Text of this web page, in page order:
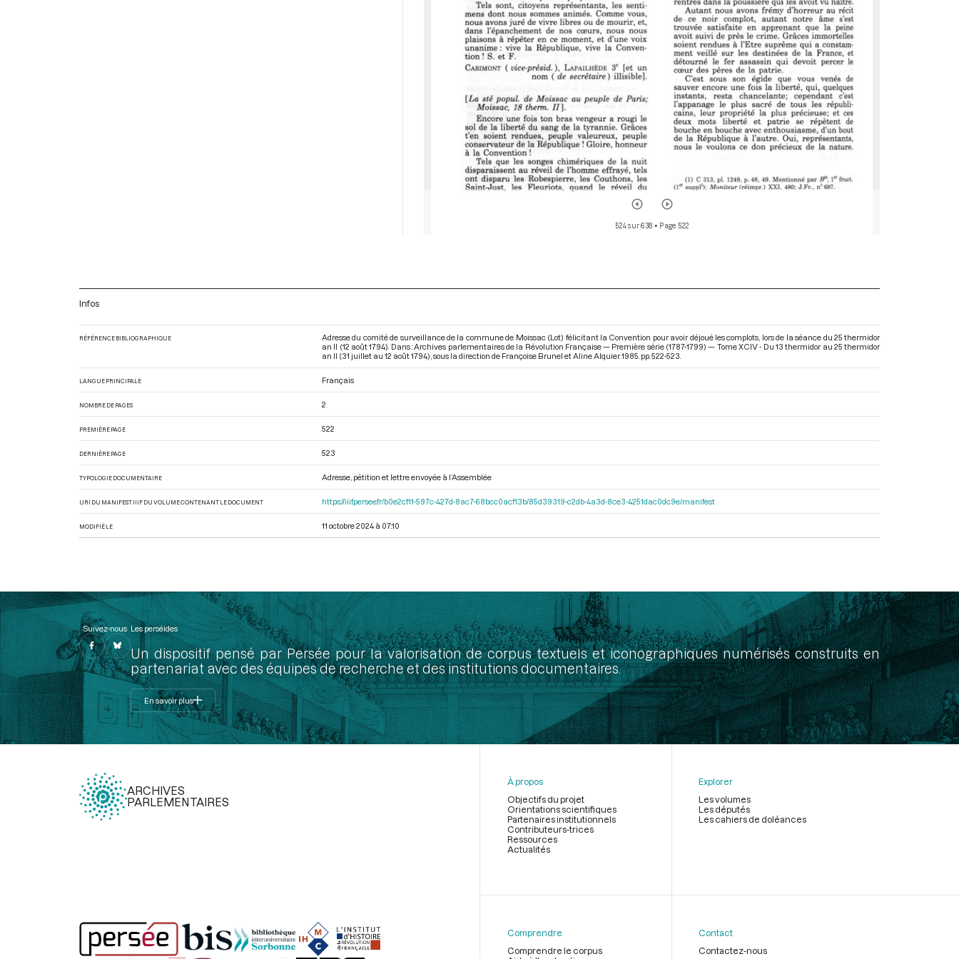
524 sur 638 • Page 522
Infos
RÉFÉRENCE BIBLIOGRAPHIQUE
Adresse du comité de surveillance de la commune de Moissac (Lot) félicitant la Convention pour avoir déjoué les complots, lors de la séance du 25 thermidor
an II (12 août 1794). Dans : Archives parlementaires de la Révolution Française — Première série (1787-1799) — Tome XCIV - Du 13 thermidor au 25 thermidor
an II (31 juillet au 12 août 1794) , sous la direction de Françoise Brunel et Aline Alquier. 1985. pp. 522-523.
LANGUE PRINCIPALE Français
NOMBRE DE PAGES 2
PREMIÈRE PAGE 522
DERNIÈRE PAGE 523
TYPOLOGIE DOCUMENTAIRE Adresse, pétition et lettre envoyée à l’Assemblée
URI DU MANIFEST IIIF DU VOLUME CONTENANT LE DOCUMENT https://iiif.persee.fr/b0e2cf11-597c-427d-8ac7-68bcc0acf13b/85d39319-c2db-4a3d-8ce3-4251dac0dc9e/manifest
MODIFIÉ LE 11 octobre 2024 à 07:10
Suivez-nous Les perséides
Un dispositif pensé par Persée pour la valorisation de corpus textuels et iconographiques numérisés construits en
partenariat avec des équipes de recherche et des institutions documentaires.
En savoir plus
ARCHIVES
PARLEMENTAIRES
page
À propos
Objectifs du projet
Orientations scientifiques
Partenaires institutionnels
Contributeurs-trices
Ressources
Actualités
Explorer
Les volumes
Les députés
Les cahiers de doléances
Comprendre
Comprendre le corpus
Contact
Contactez-nous